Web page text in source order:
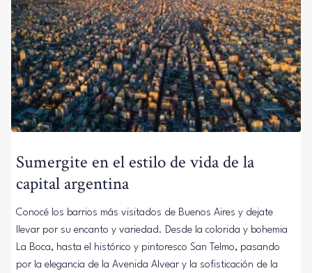
Sumergite en el estilo de vida de la
capital argentina
Conocé los barrios más visitados de Buenos Aires y dejate
llevar por su encanto y variedad. Desde la colorida y bohemia
La Boca, hasta el histórico y pintoresco San Telmo, pasando
por la elegancia de la Avenida Alvear y la sofisticación de la